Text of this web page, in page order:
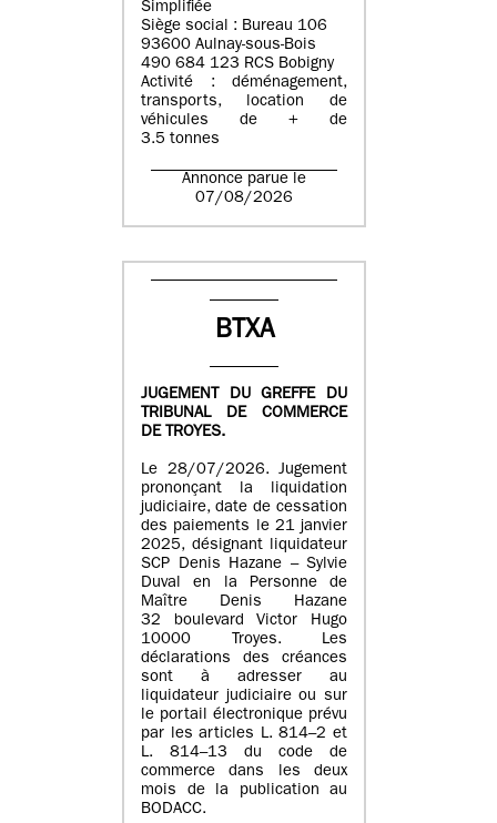
Simplifiée
Siège social : Bureau 106
93600 Aulnay-sous-Bois
490 684 123 RCS Bobigny
Activité : déménagement,
transports, location de
véhicules de + de
3.5 tonnes
Annonce parue le
07/08/2026
BTXA
JUGEMENT DU GREFFE DU
TRIBUNAL DE COMMERCE
DE TROYES.
Le 28/07/2026. Jugement
prononçant la liquidation
judiciaire, date de cessation
des paiements le 21 janvier
2025, désignant liquidateur
SCP Denis Hazane – Sylvie
Duval en la Personne de
Maître Denis Hazane
32 boulevard Victor Hugo
10000 Troyes. Les
déclarations des créances
sont à adresser au
liquidateur judiciaire ou sur
le portail électronique prévu
par les articles L. 814–2 et
L. 814–13 du code de
commerce dans les deux
mois de la publication au
BODACC.